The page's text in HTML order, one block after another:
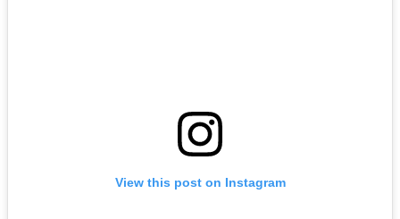
View this post on Instagram